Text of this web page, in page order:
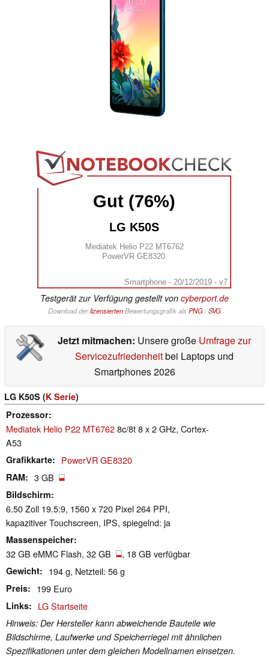
Gut (76%)
LG K50S
Mediatek Helio P22 MT6762
PowerVR GE8320
Smartphone - 20/12/2019 - v7
Testgerät zur Verfügung gestellt von cyberport.de
Download derlizensiertenBewertungsgrafik als PNG/SVG
Jetzt mitmachen: Unsere große Umfrage zur
Servicezufriedenheitbei Laptops und
Smartphones 2026
LG K50S (K Serie)
Prozessor
Mediatek Helio P22 MT67628c/8t 8 x 2 GHz, Cortex-
A53
Grafikkarte PowerVR GE8320
RAM 3 GB
Bildschirm
6.50 Zoll 19.5:9, 1560 x 720 Pixel 264 PPI,
kapazitiver Touchscreen, IPS, spiegelnd: ja
Massenspeicher
32 GB eMMC Flash, 32 GB , 18 GB verfügbar
Gewicht 194 g, Netzteil: 56 g
Preis 199 Euro
Links LG Startseite
Hinweis: Der Hersteller kann abweichende Bauteile wie
Bildschirme, Laufwerke und Speicherriegel mit ähnlichen
Spezifikationen unter dem gleichen Modellnamen einsetzen.